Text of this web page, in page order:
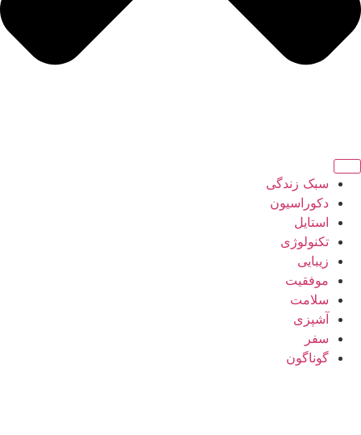
سبک زندگی
دکوراسیون
استایل
تکنولوژی
زیبایی
موفقیت
سلامت
آشپزی
سفر
گوناگون